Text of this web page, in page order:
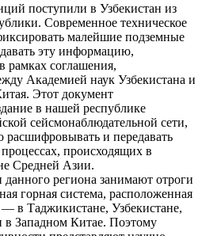
поступили в Узбекистан из
Современное техническое
малейшие подземные
эту информацию,
рамках соглашения,
Академией наук Узбекистана и
Этот документ
в нашей республике
сейсмонаблюдательной сети,
расшифровывать и передавать
происходящих в
Средней Азии.
региона занимают отроги
горная система, расположенная
— в Таджикистане, Узбекистане,
в Западном Китае. Поэтому